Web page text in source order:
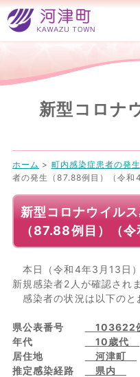
新型コロナ
ホーム > 町内感染症患者の発
者の発生（87.88例目）（令和
新型コロナウイル
（87.88例目）（
本日（令和4年3月13日
新規感染者2人が確認され
感染者の状況は以下のと
県公表番号 103622
年代
10歳代
居住地
河津町
推定感染経路
県内